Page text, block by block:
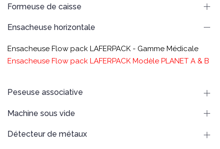
Formeuse de caisse
Ensacheuse horizontale
Ensacheuse Flow pack LAFERPACK - Gamme Médicale
Ensacheuse Flow pack LAFERPACK Modèle PLANET A & B
Peseuse associative
Machine sous vide
Détecteur de métaux